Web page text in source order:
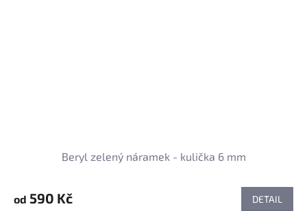
Beryl zelený náramek - kulička 6 mm
od 590 Kč DETAIL